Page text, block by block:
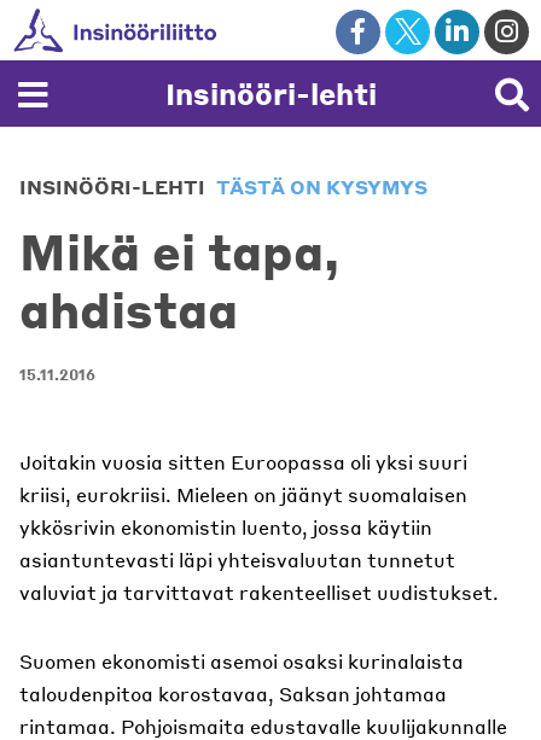
Skip
to
content
Insinööri-lehti
INSINÖÖRI-LEHTI TÄSTÄ ON KYSYMYS
Mikä ei tapa,
ahdistaa
15.11.2016
Joitakin vuosia sitten Euroopassa oli yksi suuri
kriisi, eurokriisi. Mieleen on jäänyt suomalaisen
ykkösrivin ekonomistin luento, jossa käytiin
asiantuntevasti läpi yhteisvaluutan tunnetut
valuviat ja tarvittavat rakenteelliset uudistukset.
Suomen ekonomisti asemoi osaksi kurinalaista
taloudenpitoa korostavaa, Saksan johtamaa
rintamaa. Pohjoismaita edustavalle kuulijakunnalle